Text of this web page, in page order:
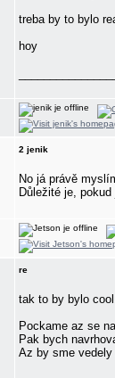
treba by to bylo
hoy
2 jenik
No já právě
Důležité je,
re
tak to by bylo
Pockame az se
Pak bych
Az by sme